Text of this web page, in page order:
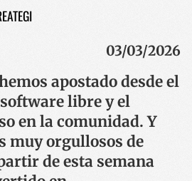
03/03/2026
apostado desde el
libre y el
en la comunidad. Y
muy orgullosos de
de esta semana